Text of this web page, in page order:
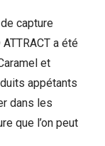
capture
ATTRACT a été
et
appétants
dans les
que l’on peut